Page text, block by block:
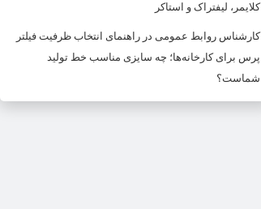
کلایمر، لیفتراک و استاکر
کارشناس روابط عمومی در راهنمای انتخاب ظرفیت فیلتر
پرس برای کارخانه‌ها؛ چه سایزی مناسب خط تولید
شماست؟